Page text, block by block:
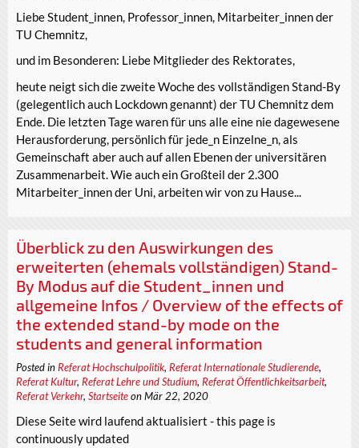
Liebe Student_innen, Professor_innen, Mitarbeiter_innen der
TU Chemnitz,
und im Besonderen: Liebe Mitglieder des Rektorates,
heute neigt sich die zweite Woche des vollständigen Stand-By
(gelegentlich auch Lockdown genannt) der TU Chemnitz dem
Ende. Die letzten Tage waren für uns alle eine nie dagewesene
Herausforderung, persönlich für jede_n Einzelne_n, als
Gemeinschaft aber auch auf allen Ebenen der universitären
Zusammenarbeit. Wie auch ein Großteil der 2.300
Mitarbeiter_innen der Uni, arbeiten wir von zu Hause...
Überblick zu den Auswirkungen des
erweiterten (ehemals vollständigen) Stand-
By Modus auf die Student_innen und
allgemeine Infos / Overview of the effects of
the extended stand-by mode on the
students and general information
Posted inReferat Hochschulpolitik, Referat Internationale Studierende,
Referat Kultur, Referat Lehre und Studium, Referat Öffentlichkeitsarbeit,
Referat Verkehr, Startseiteon Mär 22, 2020
Diese Seite wird laufend aktualisiert - this page is
continuously updated